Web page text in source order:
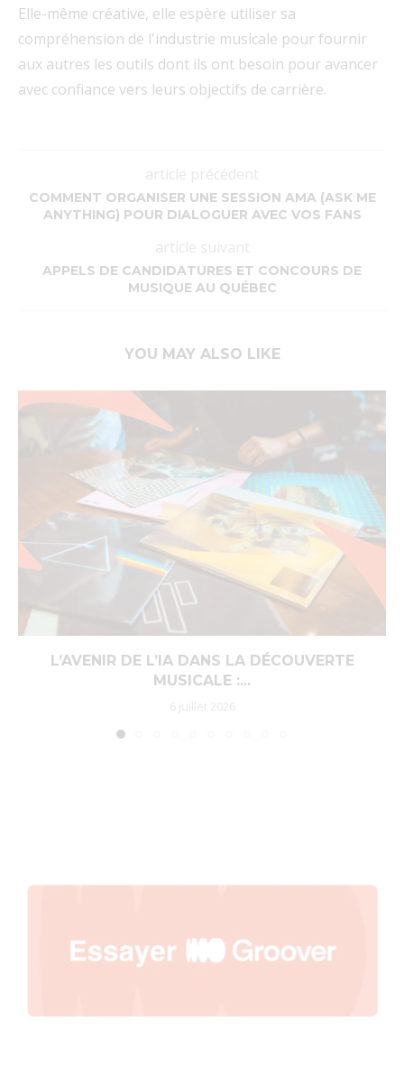
Elle-même créative, elle espère utiliser sa
compréhension de l'industrie musicale pour fournir
aux autres les outils dont ils ont besoin pour avancer
avec confiance vers leurs objectifs de carrière.
article précédent
COMMENT ORGANISER UNE SESSION AMA (ASK ME
ANYTHING) POUR DIALOGUER AVEC VOS FANS
article suivant
APPELS DE CANDIDATURES ET CONCOURS DE
MUSIQUE AU QUÉBEC
YOU MAY ALSO LIKE
L’AVENIR DE L’IA DANS LA DÉCOUVERTE
MUSICALE :...
6 juillet 2026